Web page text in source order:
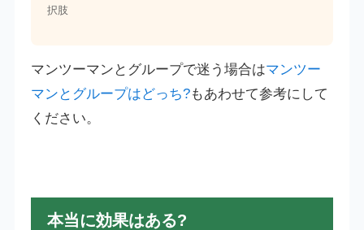
択肢
マンツーマンとグループで迷う場合はマンツー
マンとグループはどっち?もあわせて参考にして
ください。
本当に効果はある?